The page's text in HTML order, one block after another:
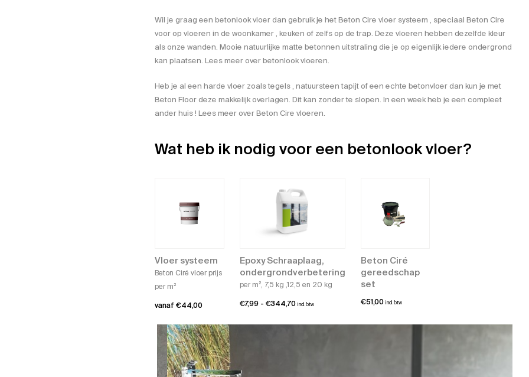
Wil je graag een betonlook vloer dan gebruik je het Beton Cire vloer systeem , speciaal Beton Cire
voor op vloeren in de woonkamer , keuken of zelfs op detrap. Deze vloeren hebben dezelfde kleur
als onze wanden. Mooie natuurlijke matte betonnen uitstraling die je op eigenlijk iedere ondergrond
kan plaatsen. Lees meer over betonlook vloeren.
Heb je al een harde vloer zoals tegels , natuursteen tapijt of een echte betonvloer dan kun je met
Beton Floor deze makkelijk overlagen. Dit kan zonder te slopen. In een week heb je een compleet
ander huis ! Lees meer overBeton Cire vloeren.
Wat heb ik nodig voor een betonlook vloer?
Vloer systeem
Beton Ciré vloer prijs
per m²
vanaf €44,00
product
heeft
meerdere
Epoxy Schraaplaag,
ondergrondverbetering
per m², 7,5 kg ,12,5 en 20 kg
€7,99 - €344,70Prijsklasse:
incl. btw
Beton Ciré
gereedschap
set
€51,00 incl. btw